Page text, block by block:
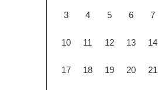
3 4 5 6 7
10 11 12 13 14
17 18 19 20 21